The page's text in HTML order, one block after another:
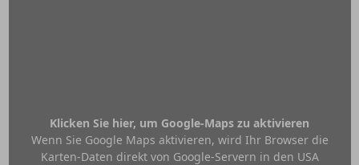
Klicken Sie hier, um Google-Maps zu aktivieren
Wenn Sie Google Maps aktivieren, wird Ihr Browser die
Karten-Daten direkt von Google-Servern in den USA